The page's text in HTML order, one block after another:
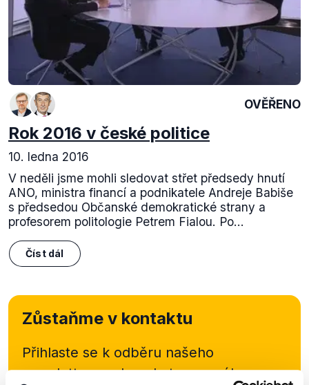
OVĚŘENO
Rok 2016 v české politice
10. ledna 2016
V neděli jsme mohli sledovat střet předsedy hnutí
ANO, ministra financí a podnikatele Andreje Babiše
s předsedou Občanské demokratické strany a
profesorem politologie Petrem Fialou. Po...
Číst dál
Zůstaňme v kontaktu
Přihlaste se k odběru našeho
newsletteru nebowhatsappového